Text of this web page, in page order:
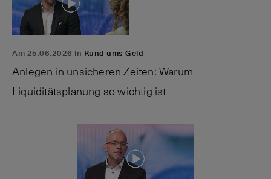
Am 25.06.2026 in Rund ums Geld
Anlegen in unsicheren Zeiten: Warum
Liquiditätsplanung so wichtig ist